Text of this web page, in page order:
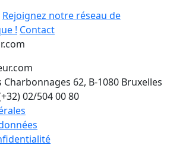
Rejoignez notre réseau de
! Contact
Charbonnages 62, B-1080 Bruxelles
02/504 00 80